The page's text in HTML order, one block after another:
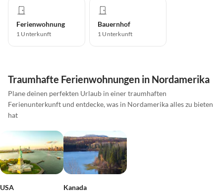
Ferienwohnung
1 Unterkunft
Bauernhof
1 Unterkunft
Traumhafte Ferienwohnungen in Nordamerika
Plane deinen perfekten Urlaub in einer traumhaften
Ferienunterkunft und entdecke, was in Nordamerika alles zu bieten
hat
USA Kanada